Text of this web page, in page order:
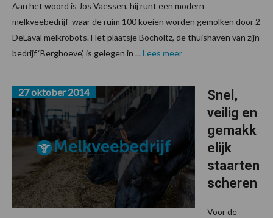
Aan het woord is Jos Vaessen, hij runt een modern
melkveebedrijf waar de ruim 100 koeien worden gemolken door 2
DeLaval melkrobots. Het plaatsje Bocholtz, de thuishaven van zijn
bedrijf ‘Berghoeve’, is gelegen in ... Lees meer
Snel,
veilig en
gemakk
elijk
staarten
scheren
27 oktober 2014
Voor de